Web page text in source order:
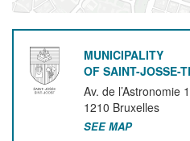
MUNICIPALITY
OF SAINT-JOSSE-
Av. de l’Astronomie
1210 Bruxelles
SEE MAP